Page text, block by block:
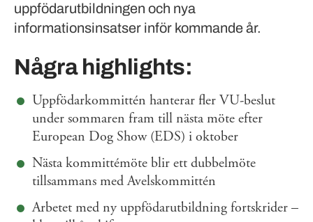
uppfödarutbildningen och nya
informationsinsatser inför kommande år.
Några highlights:
Uppfödarkommittén hanterar fler VU-beslut
under sommaren fram till nästa möte efter
European Dog Show (EDS) i oktober
Nästa kommittémöte blir ett dubbelmöte
tillsammans med Avelskommittén
Arbetet med ny uppfödarutbildning fortskrider –